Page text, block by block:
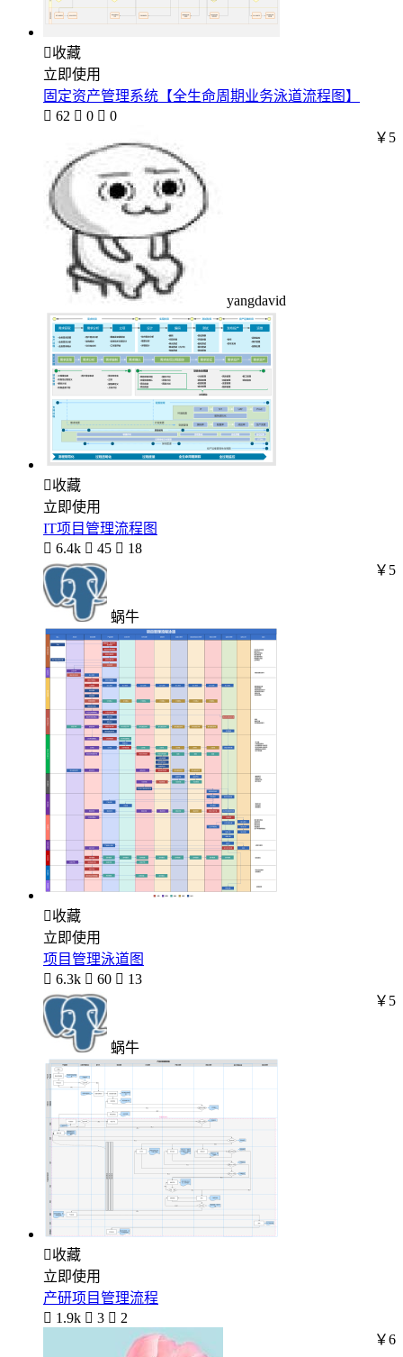
收藏
立即使用
固定资产管理系统【全生命周期业务泳道流程图】
 62  0  0
yangdavid
￥5
收藏
立即使用
IT项目管理流程图
 6.4k  45  18
蜗牛
￥5
收藏
立即使用
项目管理泳道图
 6.3k  60  13
蜗牛
￥5
收藏
立即使用
产研项目管理流程
 1.9k  3  2
￥6